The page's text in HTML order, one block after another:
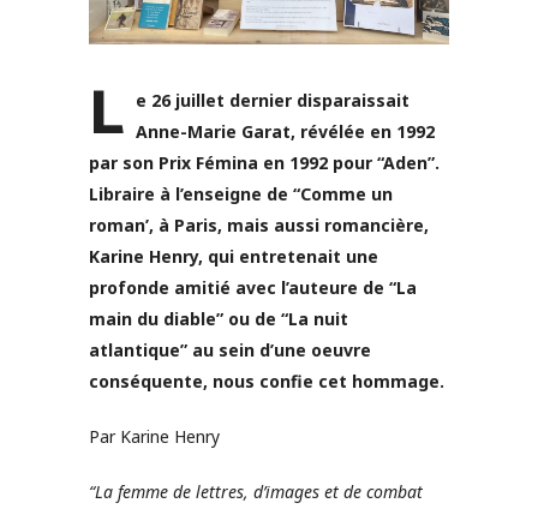
L e 26 juillet dernier disparaissait
Anne-Marie Garat, révélée en 1992
par son Prix Fémina en 1992 pour “Aden”.
Libraire à l’enseigne de “Comme un
roman’, à Paris, mais aussi romancière,
Karine Henry, qui entretenait une
profonde amitié avec l’auteure de “La
main du diable” ou de “La nuit
atlantique” au sein d’une oeuvre
conséquente, nous confie cet hommage.
Par Karine Henry
“La femme de lettres, d’images et de combat